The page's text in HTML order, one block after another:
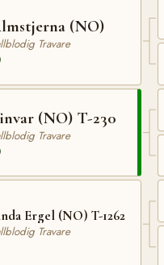
(NO)
Travare
(NO) T-230
Travare
Ergel (NO) T-1262
Travare